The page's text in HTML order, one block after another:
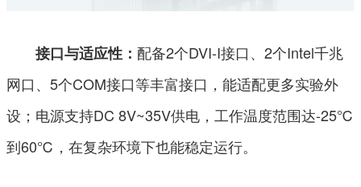
接口与适应性：配备2个DVI-I接口、2个Intel千兆
网口、5个COM接口等丰富接口，能适配更多实验外
设；电源支持DC 8V~35V供电，工作温度范围达-25℃
到60℃，在复杂环境下也能稳定运行。